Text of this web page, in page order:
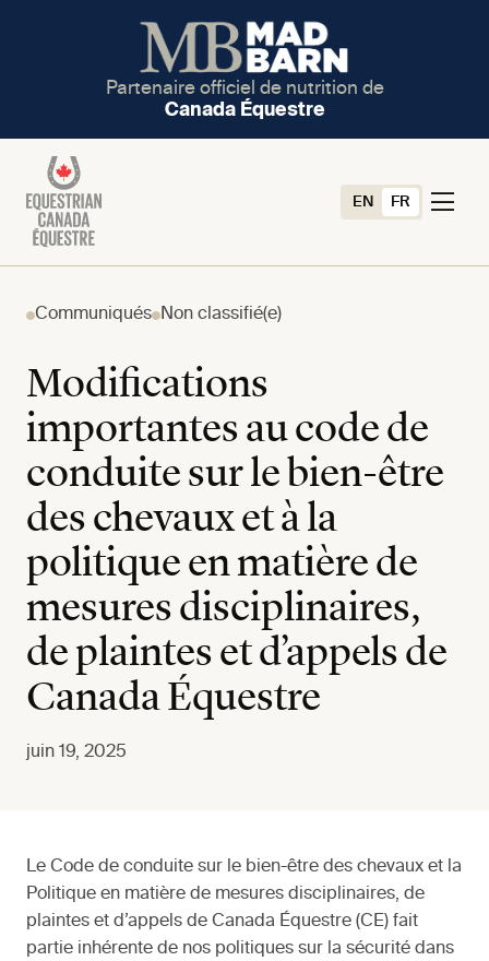
Partenaire officiel de nutrition de
Canada Équestre
EN FR
Communiqués Non classifié(e)
Modifications
importantes au code de
conduite sur le bien-être
des chevaux et à la
politique en matière de
mesures disciplinaires,
de plaintes et d’appels de
Canada Équestre
juin 19, 2025
Le Code de conduite sur le bien-être des chevaux et la
Politique en matière de mesures disciplinaires, de
plaintes et d’appels de Canada Équestre (CE) fait
partie inhérente de nos politiques sur la sécurité dans